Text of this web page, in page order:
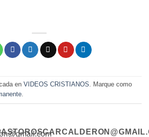
en VIDEOS CRISTIANOS. Marque como
.